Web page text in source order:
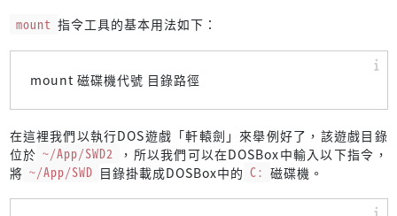
mount 指令工具的基本用法如下：
mount 磁碟機代號 目錄路徑
在這裡我們以執行DOS遊戲「軒轅劍」來舉例好了，該遊戲目錄
位於 ~/App/SWD2
，所以我們可以在DOSBox中輸入以下指令，
將 ~/App/SWD 目錄掛載成DOSBox中的 C: 磁碟機。